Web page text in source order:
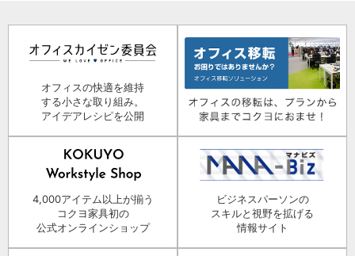
オフィスの快適を維持
する小さな取り組み。
アイデアレシピを公開
4,000アイテム以上が揃う
コクヨ家具初の
公式オンラインショップ
ビジネスパーソンの
スキルと視野を拡げる
情報サイト